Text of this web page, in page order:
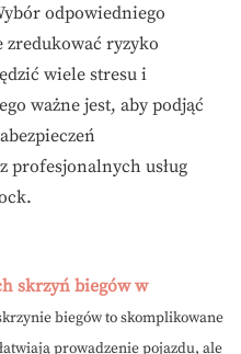
odpowiedniego
zredukować ryzyko
wiele stresu i
ważne jest, aby podjąć
profesjonalnych usług
skrzyń biegów w
biegów to skomplikowane
prowadzenie pojazdu, ale